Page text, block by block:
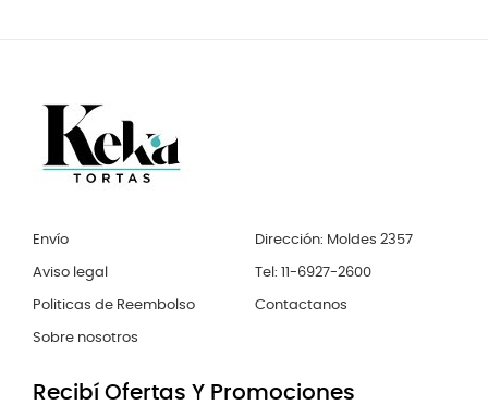
Envío
Aviso legal
Politicas de Reembolso
Sobre nosotros
Dirección: Moldes 2357
Tel: 11-6927-2600
Contactanos
Recibí Ofertas Y Promociones